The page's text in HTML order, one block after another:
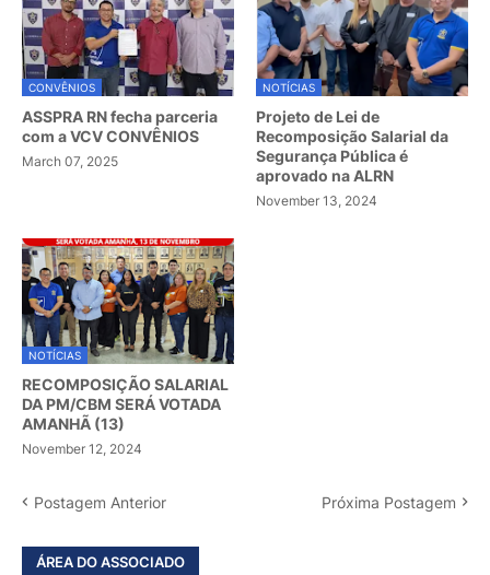
CONVÊNIOS
ASSPRA RN fecha parceria
com a VCV CONVÊNIOS
March 07, 2025
NOTÍCIAS
Projeto de Lei de
Recomposição Salarial da
Segurança Pública é
aprovado na ALRN
November 13, 2024
NOTÍCIAS
RECOMPOSIÇÃO SALARIAL
DA PM/CBM SERÁ VOTADA
AMANHÃ (13)
November 12, 2024
Postagem Anterior Próxima Postagem
ÁREA DO ASSOCIADO